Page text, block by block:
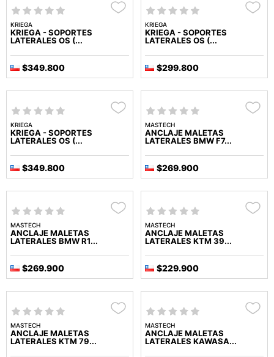
KRIEGA
KRIEGA - SOPORTES
LATERALES OS (...
$349.800
KRIEGA
KRIEGA - SOPORTES
LATERALES OS (...
$299.800
KRIEGA
KRIEGA - SOPORTES
LATERALES OS (...
$349.800
MASTECH
ANCLAJE MALETAS
LATERALES BMW F7...
$269.900
MASTECH
ANCLAJE MALETAS
LATERALES BMW R1...
$269.900
MASTECH
ANCLAJE MALETAS
LATERALES KTM 39...
$229.900
MASTECH
ANCLAJE MALETAS
LATERALES KTM 79...
MASTECH
ANCLAJE MALETAS
LATERALES KAWASA...